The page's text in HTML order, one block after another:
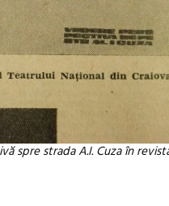
spre strada A.I. Cuza în